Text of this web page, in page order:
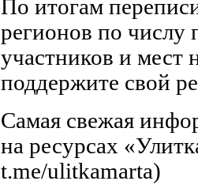
По итогам
регионов по числу
участников и мест
поддержите свой
Самая свежая
на ресурсах
t.me/ulitkamarta)